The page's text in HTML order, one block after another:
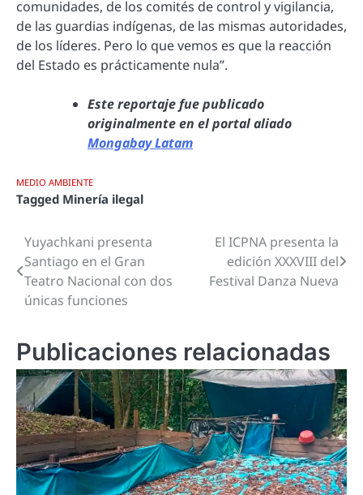
comunidades, de los comités de control y vigilancia,
de las guardias indígenas, de las mismas autoridades,
de los líderes. Pero lo que vemos es que la reacción
del Estado es prácticamente nula”.
Este reportaje fue publicado
originalmente en el portal aliado
Mongabay Latam
MEDIO AMBIENTE
Tagged Minería ilegal
Navegación
de
entradas
Yuyachkani presenta
Santiago en el Gran
Teatro Nacional con dos
únicas funciones
El ICPNA presenta la
edición XXXVIII del
Festival Danza Nueva
Publicaciones relacionadas